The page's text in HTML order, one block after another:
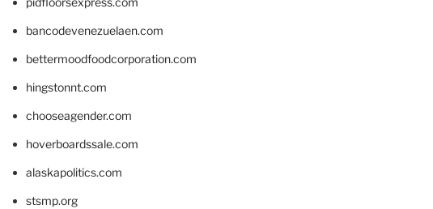
bancodevenezuelaen.com
bettermoodfoodcorporation.com
hingstonnt.com
chooseagender.com
hoverboardssale.com
alaskapolitics.com
stsmp.org